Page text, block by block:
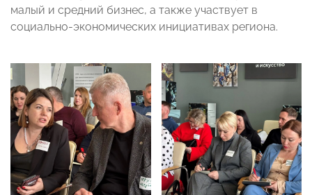
малый и средний бизнес, а также участвует в
социально-экономических инициативах региона.